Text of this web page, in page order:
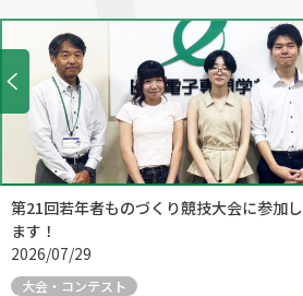
第21回若年者ものづくり競技大会に参加し
ます！
2026/07/29
大会・コンテスト